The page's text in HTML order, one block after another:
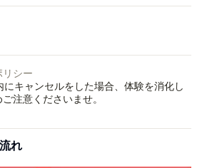
シー
キャンセルをした場合、体験を消化し
注意くださいませ。
れ